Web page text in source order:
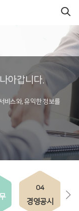
스와, 유익한 정보를
스와, 유익한 정보를
아갑니다.
비스와, 유익한 정보를
04
경영공시